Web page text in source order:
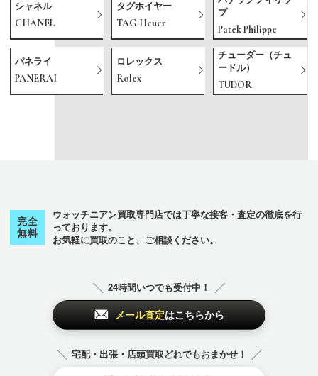
シャネル
CHANEL
タグホイヤー
TAG Heuer
プ
Patek Philippe
パネライ
PANERAI
ロレックス
Rolex
チューダー（チュ
ードル）
TUDOR
完全
無料
ウォッチニアン買取専門店では丁寧な接客・査定の徹底を行
っております。
お気軽に買取のこと、ご相談ください。
24時間いつでも受付中！
メール査定はこちらから
宅配・出張・店頭買取どれでもおまかせ！